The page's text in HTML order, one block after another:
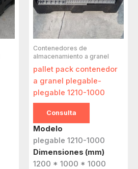
Contenedores de
almacenamiento a granel
pallet pack contenedor
a granel plegable-
plegable 1210-1000
Consulta
Modelo
plegable 1210-1000
Dimensiones (mm)
1200 * 1000 * 1000